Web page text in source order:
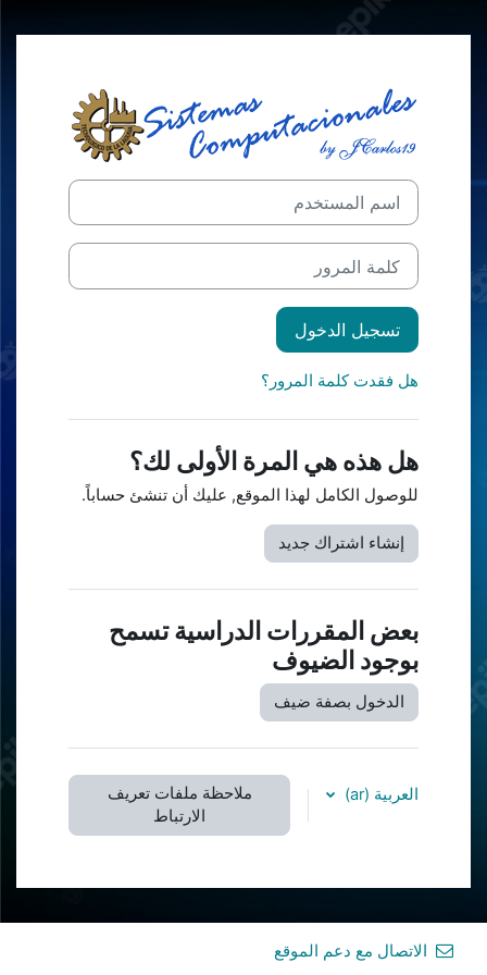
تخطى إلى المحتوى الرئيسي
الدخول إلى Moodle Sistemas ITLag AgoDic 2022
تخطى لتنشيء حسابًا جديدًا
اسم المستخدم
كلمة المرور
تسجيل الدخول
هل فقدت كلمة المرور؟
هل هذه هي المرة الأولى لك؟
للوصول الكامل لهذا الموقع, عليك أن تنشئ حساباً.
إنشاء اشتراك جديد
بعض المقررات الدراسية تسمح
بوجود الضيوف
الدخول بصفة ضيف
العربية ‎(ar)‎
ملاحظة ملفات تعريف
الارتباط
الاتصال مع دعم الموقع